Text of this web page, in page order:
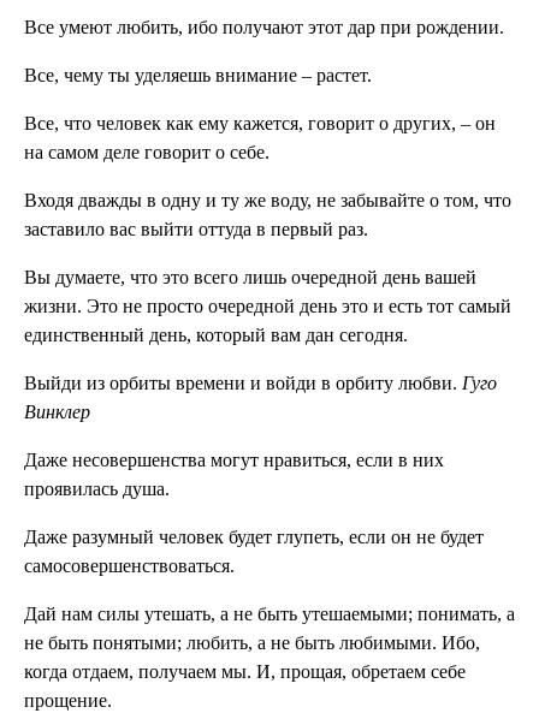
Все умеют любить, ибо получают этот дар при рождении.
Все, чему ты уделяешь внимание – растет.
Все, что человек как ему кажется, говорит о других, – он
на самом деле говорит о себе.
Входя дважды в одну и ту же воду, не забывайте о том, что
заставило вас выйти оттуда в первый раз.
Вы думаете, что это всего лишь очередной день вашей
жизни. Это не просто очередной день это и есть тот самый
единственный день, который вам дан сегодня.
Выйди из орбиты времени и войди в орбиту любви. Гуго
Винклер
Даже несовершенства могут нравиться, если в них
проявилась душа.
Даже разумный человек будет глупеть, если он не будет
самосовершенствоваться.
Дай нам силы утешать, а не быть утешаемыми; понимать, а
не быть понятыми; любить, а не быть любимыми. Ибо,
когда отдаем, получаем мы. И, прощая, обретаем себе
прощение.